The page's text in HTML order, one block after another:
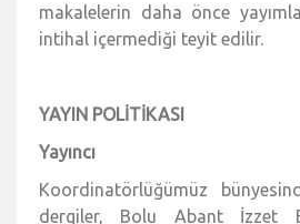
makalelerin daha önce
intihal içermediği teyit edilir.
YAYIN POLİTİKASI
Yayıncı
Koordinatörlüğümüz
dergiler, Bolu Abant İzzet